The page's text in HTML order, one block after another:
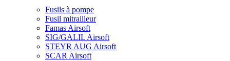
Fusils à pompe
Fusil mitrailleur
Famas Airsoft
SIG/GALIL Airsoft
STEYR AUG Airsoft
SCAR Airsoft